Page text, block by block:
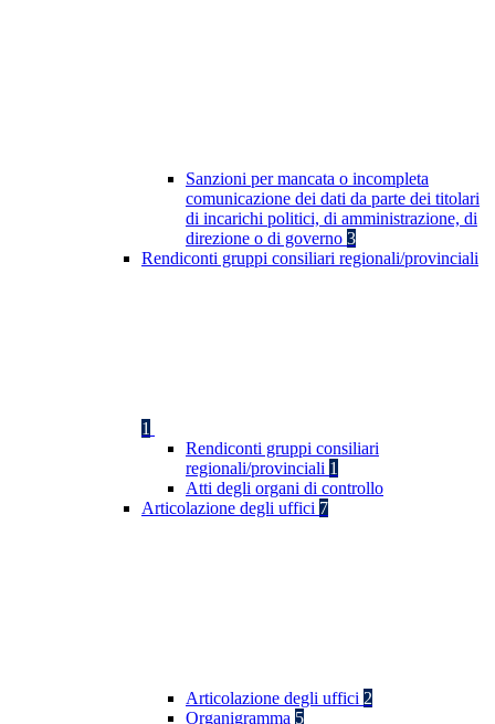
Sanzioni per mancata o incompleta
comunicazione dei dati da parte dei titolari
di incarichi politici, di amministrazione, di
direzione o di governo 3
Rendiconti gruppi consiliari regionali/provinciali
1
Rendiconti gruppi consiliari
regionali/provinciali 1
Atti degli organi di controllo
Articolazione degli uffici 7
Articolazione degli uffici 2
Organigramma 5